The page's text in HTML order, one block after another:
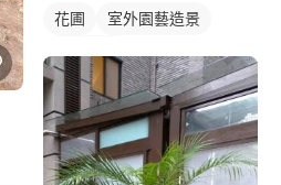
花圃
室外園藝造景